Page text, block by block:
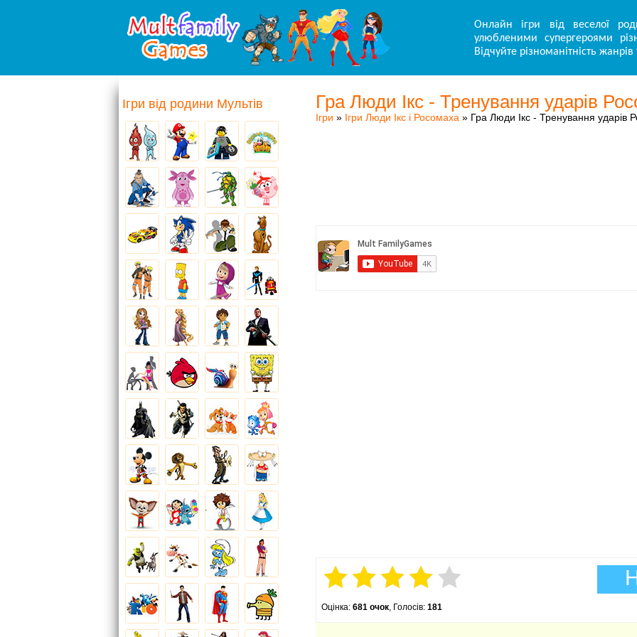
Онлайн ігри від веселої
улюбленими супергероями
Відчуйте різноманітність
Гра Люди Ікс - Тренування ударів
Ігри » Ігри Люди Ікс і Росомаха » Гра Люди Ікс - Тренування ударів
Оцінка: 681 очок, Голосів: 181
Ігри від родини Мультів